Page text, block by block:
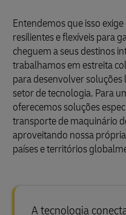
Entendemos que isso
resilientes e flexíveis para
cheguem a seus destinos
trabalhamos em estreita
para desenvolver soluções
setor de tecnologia. Para
oferecemos soluções
transporte de maquinário
aproveitando nossa
países e territórios
A tecnologia